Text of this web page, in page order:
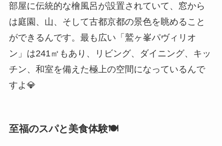
部屋に伝統的な檜風呂が設置されていて、窓から
は庭園、山、そして古都京都の景色を眺めること
ができるんです。最も広い「鷲ヶ峯パヴィリオ
ン」は241㎡もあり、リビング、ダイニング、キッ
チン、和室を備えた極上の空間になっているんで
すよ💎
至福のスパと美食体験🍽️